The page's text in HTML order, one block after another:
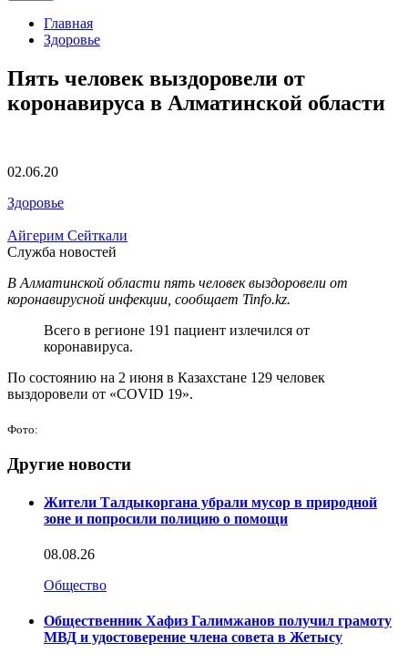
Главная
Здоровье
Пять человек выздоровели от
коронавируса в Алматинской области
02.06.20
Здоровье
Айгерим Сейткали
Служба новостей
В Алматинской области пять человек выздоровели от
коронавирусной инфекции, сообщает Tinfo.kz.
Всего в регионе 191 пациент излечился от
коронавируса.
По состоянию на 2 июня в Казахстане 129 человек
выздоровели от «COVID 19».
Фото:
Другие новости
Жители Талдыкоргана убрали мусор в природной
зоне и попросили полицию о помощи
08.08.26
Общество
Общественник Хафиз Галимжанов получил грамоту
МВД и удостоверение члена совета в Жетысу